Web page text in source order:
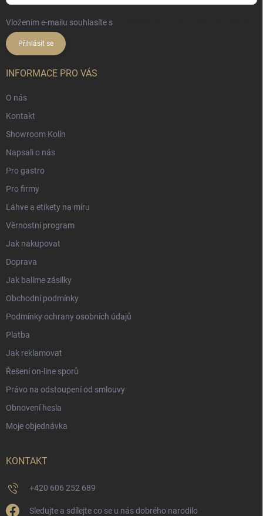
Vložením e-mailu souhlasíte s
Přihlásit se
INFORMACE PRO VÁS
O nás
Kontakt
Showroom Kolín
Napsali o nás
Pro gastro
Pro firmy
Láhve a etikety na míru
Věrnostní program
Jak nakupovat
Doprava
Jak balíme zásilky
Obchodní podmínky
Podmínky ochrany osobních údajů
Platba
Jak reklamovat
Řešení on-line sporů
Právo na odstoupení od smlouvy
Obnovení hesla
Moje objednávka
KONTAKT
+420 606 252 689
Sledujte a sdílejte co se u nás dobrého narodilo